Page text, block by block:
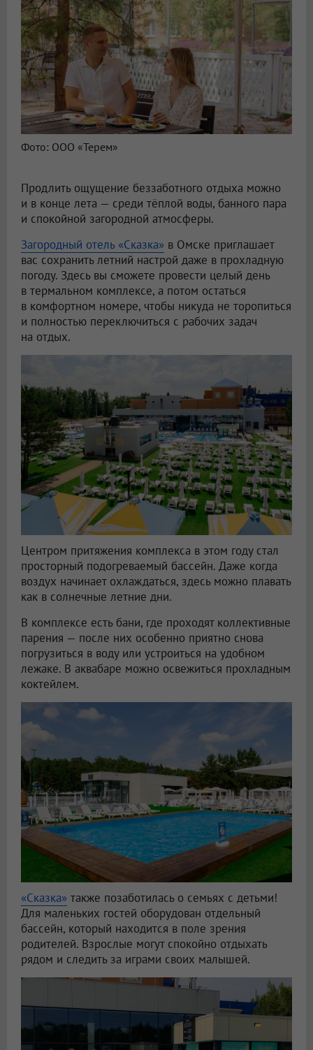
Фото: ООО «Терем»
Продлить ощущение беззаботного отдыха можно
и в конце лета — среди тёплой воды, банного пара
и спокойной загородной атмосферы.
Загородный отель «Сказка» в Омске приглашает
вас сохранить летний настрой даже в прохладную
погоду. Здесь вы сможете провести целый день
в термальном комплексе, а потом остаться
в комфортном номере, чтобы никуда не торопиться
и полностью переключиться с рабочих задач
на отдых.
Центром притяжения комплекса в этом году стал
просторный подогреваемый бассейн. Даже когда
воздух начинает охлаждаться, здесь можно плавать
как в солнечные летние дни.
В комплексе есть бани, где проходят коллективные
парения — после них особенно приятно снова
погрузиться в воду или устроиться на удобном
лежаке. В аквабаре можно освежиться прохладным
коктейлем.
«Сказка» также позаботилась о семьях с детьми!
Для маленьких гостей оборудован отдельный
бассейн, который находится в поле зрения
родителей. Взрослые могут спокойно отдыхать
рядом и следить за играми своих малышей.